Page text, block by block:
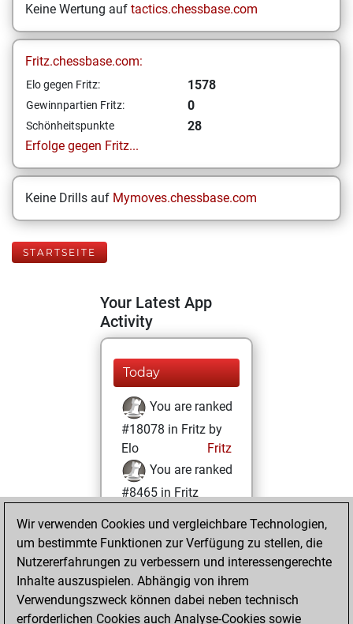
Keine Wertung auf tactics.chessbase.com
Fritz.chessbase.com:
Elo gegen Fritz: 1578
Gewinnpartien Fritz: 0
Schönheitspunkte
28
Erfolge gegen Fritz...
Keine Drills auf Mymoves.chessbase.com
STARTSEITE
Your Latest App
Activity
Today
You are ranked
#18078 in Fritz by
Elo
Fritz
You are ranked
#8465 in Fritz
Sonntag, Januar
31, 2021
You achieved a
BeautyScore of 28
Wir verwenden Cookies und vergleichbare Technologien,
um bestimmte Funktionen zur Verfügung zu stellen, die
Nutzererfahrungen zu verbessern und interessengerechte
Inhalte auszuspielen. Abhängig von ihrem
Verwendungszweck können dabei neben technisch
erforderlichen Cookies auch Analyse-Cookies sowie